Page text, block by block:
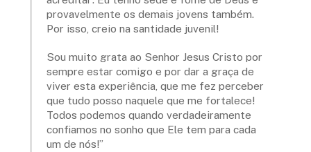
provavelmente os demais jovens também.
Por isso, creio na santidade juvenil!
Sou muito grata ao Senhor Jesus Cristo por
sempre estar comigo e por dar a graça de
viver esta experiência, que me fez perceber
que tudo posso naquele que me fortalece!
Todos podemos quando verdadeiramente
confiamos no sonho que Ele tem para cada
um de nós!”